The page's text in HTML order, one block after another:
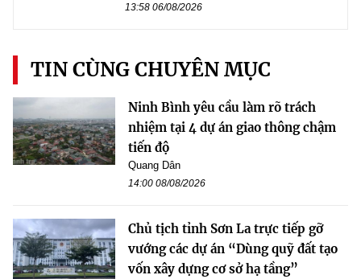
13:58 06/08/2026
TIN CÙNG CHUYÊN MỤC
Ninh Bình yêu cầu làm rõ trách
nhiệm tại 4 dự án giao thông chậm
tiến độ
Quang Dân
14:00 08/08/2026
Chủ tịch tỉnh Sơn La trực tiếp gỡ
vướng các dự án “Dùng quỹ đất tạo
vốn xây dựng cơ sở hạ tầng”